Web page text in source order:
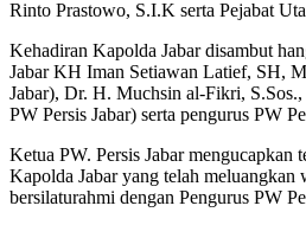
Rinto Prastowo, S.I.K serta Pejabat
Kehadiran Kapolda Jabar disambut
Jabar KH Iman Setiawan Latief, SH,
Jabar), Dr. H. Muchsin al-Fikri,
PW Persis Jabar) serta pengurus PW
Ketua PW. Persis Jabar mengucapkan
Kapolda Jabar yang telah meluangkan
bersilaturahmi dengan Pengurus PW